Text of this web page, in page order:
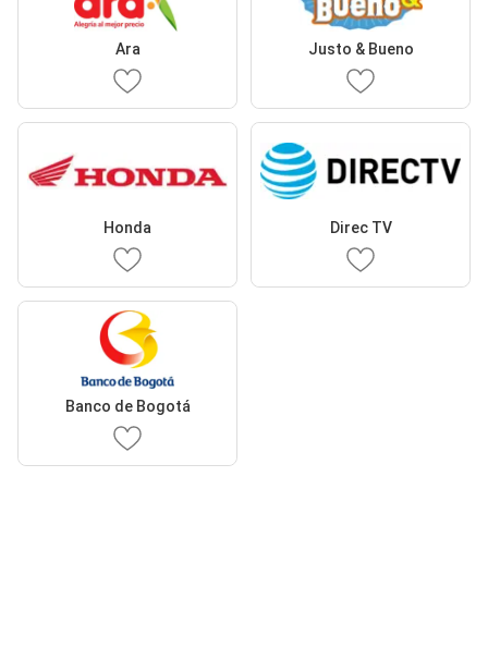
Ara Justo & Bueno
Honda Direc TV
Banco de Bogotá